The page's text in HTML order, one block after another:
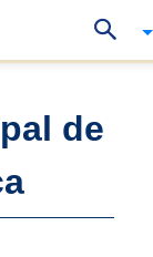
de